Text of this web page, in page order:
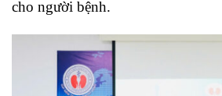
cho người bệnh.